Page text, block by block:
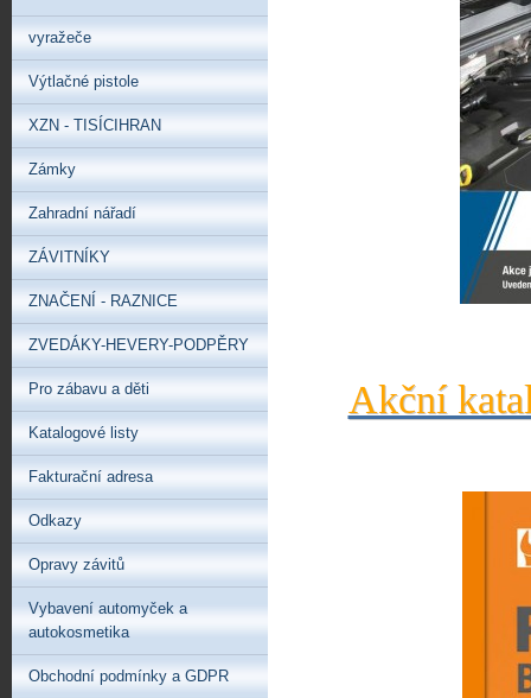
Akční
vyražeče
Výtlačné pistole
XZN - TISÍCIHRAN
Zámky
Zahradní nářadí
ZÁVITNÍKY
ZNAČENÍ - RAZNICE
ZVEDÁKY-HEVERY-PODPĚRY
Pro zábavu a děti
Katalogové listy
Fakturační adresa
Odkazy
Opravy závitů
Vybavení automyček a
autokosmetika
Obchodní podmínky a GDPR